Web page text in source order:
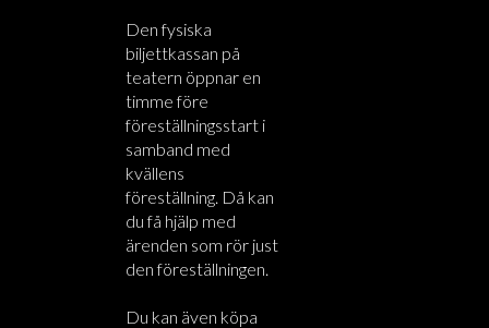
Den fysiska
biljettkassan på
teatern öppnar en
timme före
föreställningsstart i
samband med
kvällens
föreställning. Då kan
du få hjälp med
ärenden som rör just
den föreställningen.
Du kan även köpa